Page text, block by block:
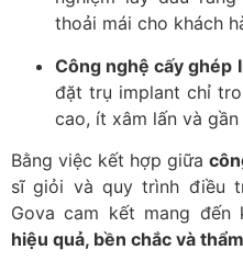
thoải mái cho khách
Công nghệ cấy ghép
đặt trụ implant chỉ
cao, ít xâm lấn và
Bằng việc kết hợp giữa
sĩ giỏi và quy trình điều
Gova cam kết mang đến
hiệu quả, bền chắc và